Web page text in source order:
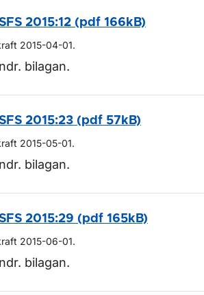
2015:12 (pdf 166kB)
2015-04-01.
bilagan.
2015:23 (pdf 57kB)
2015-05-01.
bilagan.
2015:29 (pdf 165kB)
2015-06-01.
bilagan.